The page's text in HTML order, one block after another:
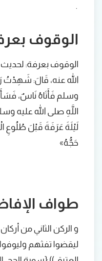
.
الوقوف
الوقوف بعرفة:
الله عنه، قَالَ: شَهِدْتُ
وسلم فَأَتَاهُ نَاسٌ،
اللَّهِ صلى الله عليه
لَيْلَةَ عَرَفَةَ قَبْلَ طُلُوعِ
حَجُّهُ»
طواف
و الركن الثاني من
ليقضوا تفثهم